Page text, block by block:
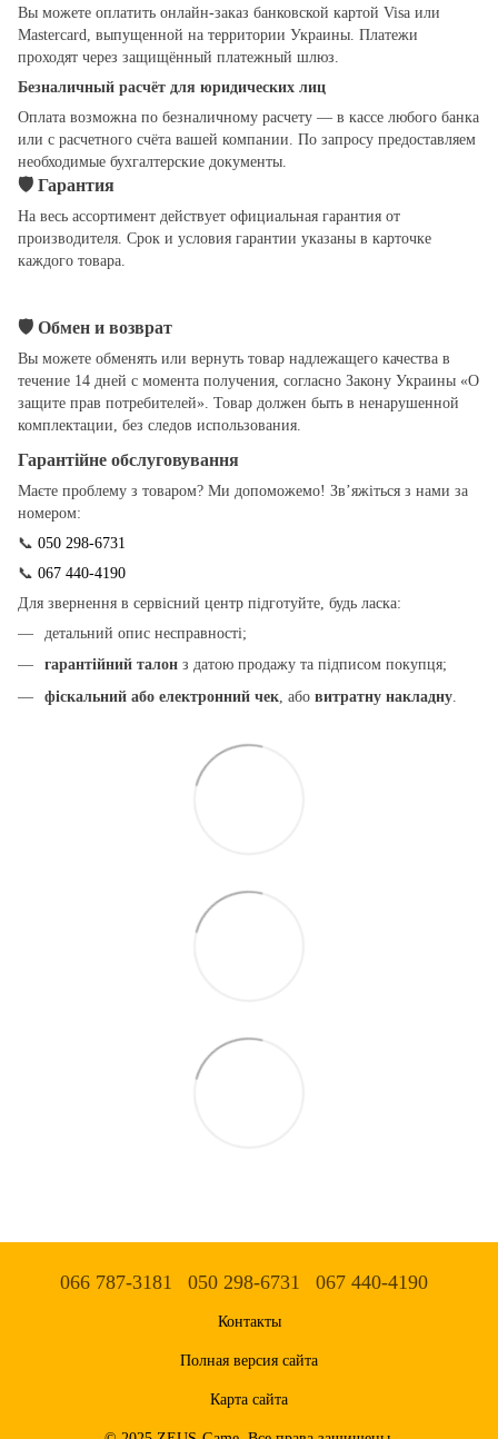
Вы можете оплатить онлайн-заказ банковской картой Visa или
Mastercard, выпущенной на территории Украины. Платежи
проходят через защищённый платежный шлюз.
Безналичный расчёт для юридических лиц
Оплата возможна по безналичному расчету — в кассе любого банка
или с расчетного счёта вашей компании. По запросу предоставляем
необходимые бухгалтерские документы.
🛡 Гарантия
На весь ассортимент действует официальная гарантия от
производителя. Срок и условия гарантии указаны в карточке
каждого товара.
🛡 Обмен и возврат
Вы можете обменять или вернуть товар надлежащего качества в
течение 14 дней с момента получения, согласно Закону Украины «О
защите прав потребителей». Товар должен быть в ненарушенной
комплектации, без следов использования.
Гарантійне обслуговування
Маєте проблему з товаром? Ми допоможемо! Зв’яжіться з нами за
номером:
📞 050 298-6731
📞 067 440-4190
Для звернення в сервісний центр підготуйте, будь ласка:
детальний опис несправності;
гарантійний талон з датою продажу та підписом покупця;
фіскальний або електронний чек , або витратну накладну
066 787-3181 050 298-6731 067 440-4190
Контакты
Полная версия сайта
Карта сайта